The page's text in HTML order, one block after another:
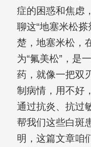
症的困惑和焦虑
聊这“地塞米松
楚，地塞米松，
为“氟美松”，是
药，就像一把双
制病情，用不好
通过抗炎、抗过
帮我们这些白斑
明，这篇文章咱